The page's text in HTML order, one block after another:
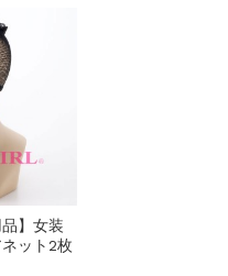
品】女装
ット2枚